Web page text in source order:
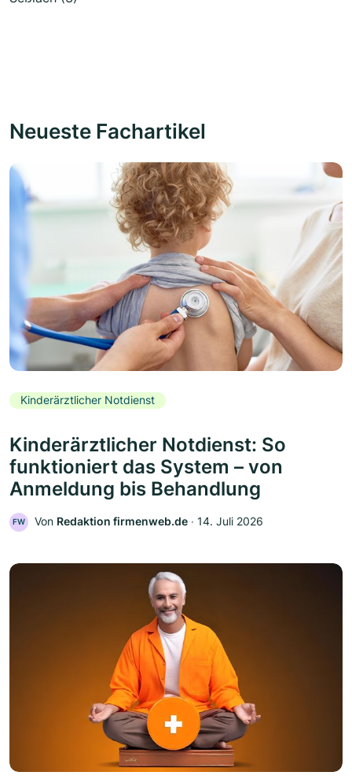
Neueste Fachartikel
Kinderärztlicher Notdienst
Kinderärztlicher Notdienst: So
funktioniert das System – von
Anmeldung bis Behandlung
FW Von Redaktion firmenweb.de ‧ 14. Juli 2026